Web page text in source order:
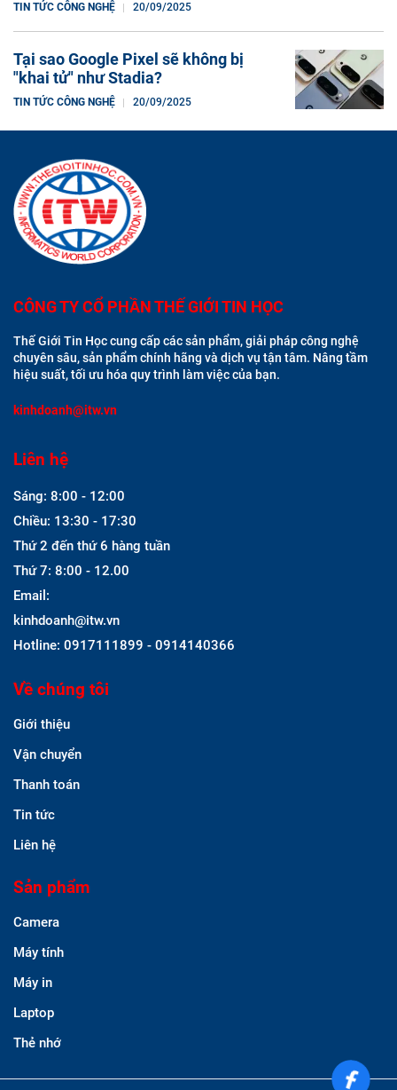
TIN TỨC CÔNG NGHỆ 20/09/2025
Tại sao Google Pixel sẽ không bị
"khai tử" như Stadia?
TIN TỨC CÔNG NGHỆ 20/09/2025
CÔNG TY CỔ PHẦN THẾ GIỚI TIN HỌC
Thế Giới Tin Học cung cấp các sản phẩm, giải pháp công nghệ
chuyên sâu, sản phẩm chính hãng và dịch vụ tận tâm. Nâng tầm
hiệu suất, tối ưu hóa quy trình làm việc của bạn.
kinhdoanh@itw.vn
Liên hệ
Sáng: 8:00 - 12:00
Chiều: 13:30 - 17:30
Thứ 2 đến thứ 6 hàng tuần
Thứ 7: 8:00 - 12.00
Email:
kinhdoanh@itw.vn
Hotline: 0917111899 - 0914140366
Về chúng tôi
Giới thiệu
Vận chuyển
Thanh toán
Tin tức
Liên hệ
Sản phẩm
Camera
Máy tính
Máy in
Laptop
Thẻ nhớ